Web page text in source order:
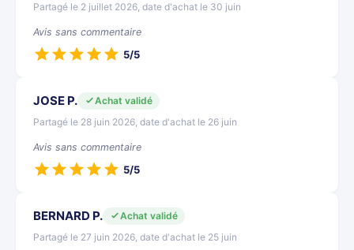
Partagé le 2 juillet 2026, date d'achat le 30 juin
Avis sans commentaire
5/5
JOSE P.
Achat validé
Partagé le 28 juin 2026, date d'achat le 26 juin
Avis sans commentaire
5/5
BERNARD P.
Achat validé
Partagé le 27 juin 2026, date d'achat le 25 juin